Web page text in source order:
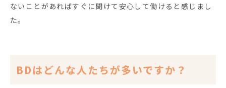
ないことがあればすぐに聞けて安心して働けると感じまし
た。
BDはどんな人たちが多いですか？